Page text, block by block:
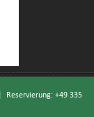
Reservierung: +49 335